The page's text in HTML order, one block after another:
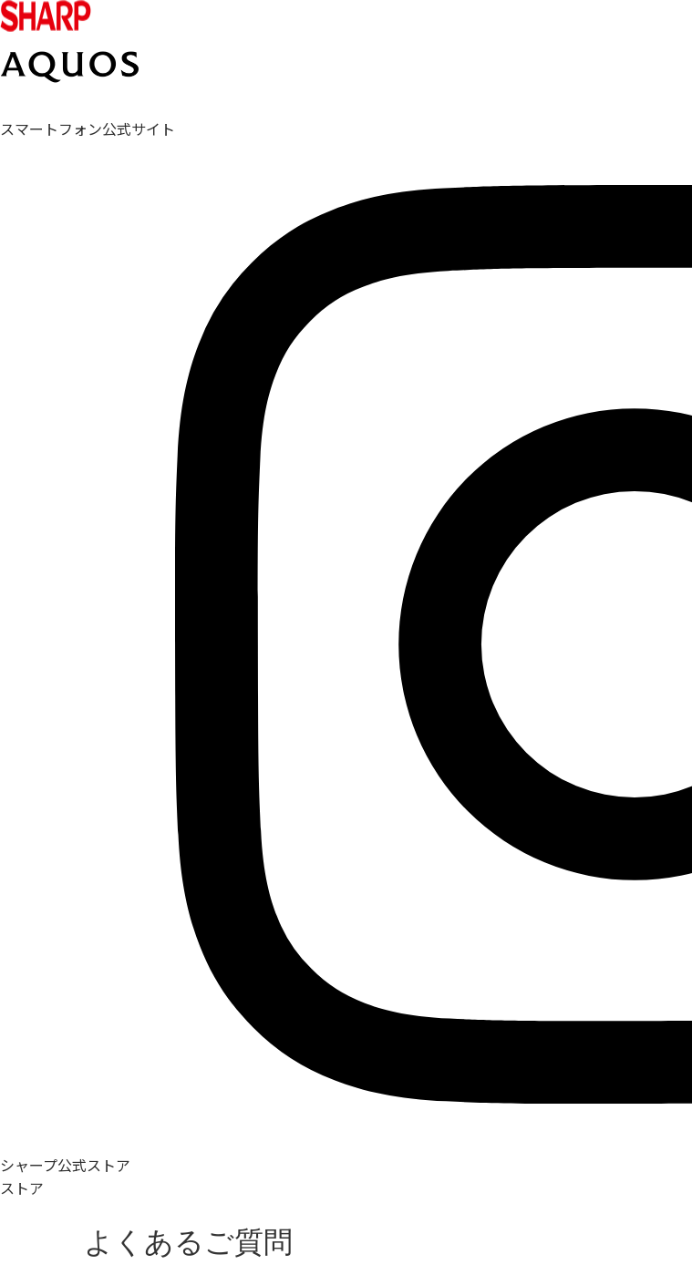
スマートフォン公式サイト
シャープ公式ストア
ストア
よくあるご質問